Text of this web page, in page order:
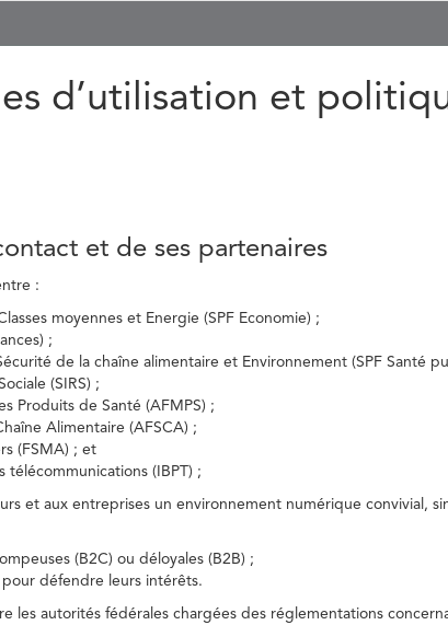
d’utilisation et
et de ses partenaires
:
moyennes et Energie (SPF Economie) ;
;
de la chaîne alimentaire et Environnement (SPF Santé
(SIRS) ;
Produits de Santé (AFMPS) ;
Alimentaire (AFSCA) ;
(FSMA) ; et
télécommunications (IBPT) ;
et aux entreprises un environnement numérique convivial,
(B2C) ou déloyales (B2B) ;
défendre leurs intérêts.
les autorités fédérales chargées des réglementations